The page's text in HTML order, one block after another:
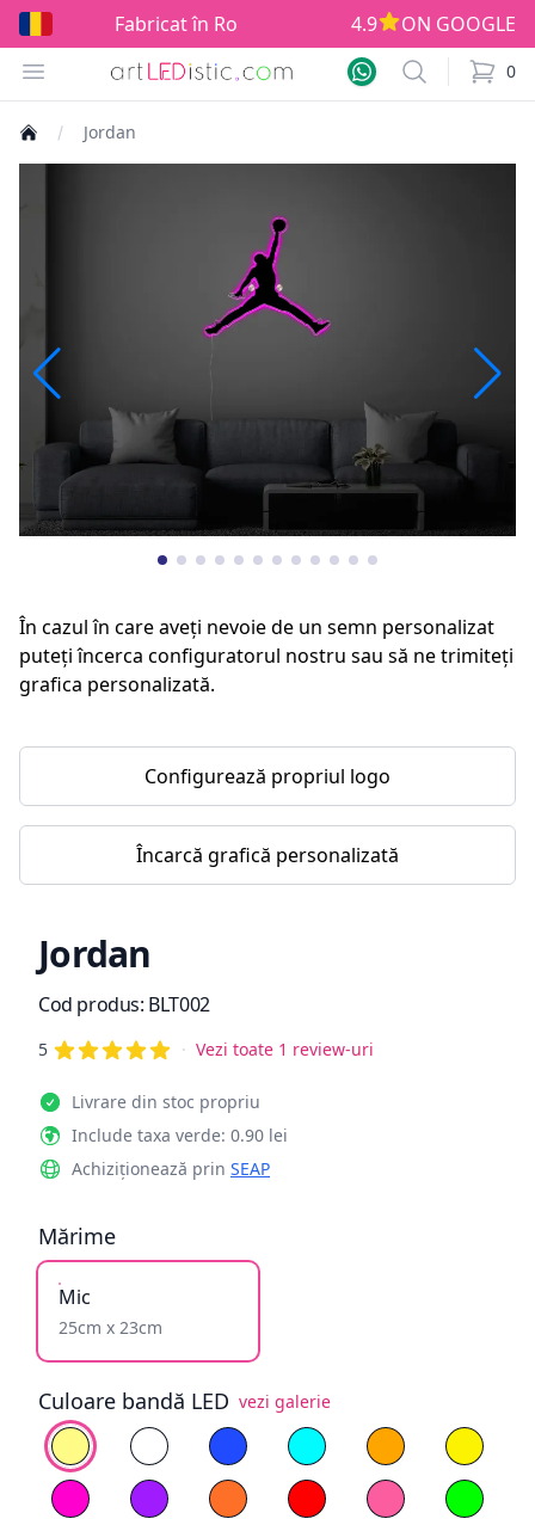
Fabricat în România! 4.9
ON GOOGLE
Open menu
Search 0
items
Jordan
În cazul în care aveți nevoie de un semn personalizat
puteți încerca configuratorul nostru sau să ne trimiteți
grafica personalizată.
Configurează propriul logo
Încarcă grafică personalizată
Jordan
Informații de produs
Cod produs: BLT002
Reviews
5din 5 stele · Vezi toate 1 review-uri
Livrare din stoc propriu
Include taxa verde: 0.90 lei
Achiziționează prin SEAP
Mărime
Mic
25cm x 23cm
Culoare bandă LED vezi galerie
Alege culoare
Alb cald Alb rece Albastru Cyan Galben
Magenta
Mov PortocaliuRoșu Roz deschisVerde